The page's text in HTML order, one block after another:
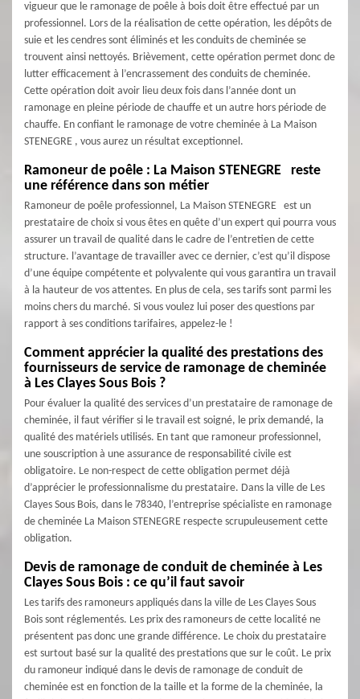
vigueur que le ramonage de poêle à bois doit être effectué par un
professionnel. Lors de la réalisation de cette opération, les dépôts de
suie et les cendres sont éliminés et les conduits de cheminée se
trouvent ainsi nettoyés. Brièvement, cette opération permet donc de
lutter efficacement à l’encrassement des conduits de cheminée.
Cette opération doit avoir lieu deux fois dans l’année dont un
ramonage en pleine période de chauffe et un autre hors période de
chauffe. En confiant le ramonage de votre cheminée à La Maison
STENEGRE , vous aurez un résultat exceptionnel.
Ramoneur de poêle : La Maison STENEGRE reste
une référence dans son métier
Ramoneur de poêle professionnel, La Maison STENEGRE est un
prestataire de choix si vous êtes en quête d’un expert qui pourra vous
assurer un travail de qualité dans le cadre de l’entretien de cette
structure. l’avantage de travailler avec ce dernier, c’est qu’il dispose
d’une équipe compétente et polyvalente qui vous garantira un travail
à la hauteur de vos attentes. En plus de cela, ses tarifs sont parmi les
moins chers du marché. Si vous voulez lui poser des questions par
rapport à ses conditions tarifaires, appelez-le !
Comment apprécier la qualité des prestations des
fournisseurs de service de ramonage de cheminée
à Les Clayes Sous Bois ?
Pour évaluer la qualité des services d’un prestataire de ramonage de
cheminée, il faut vérifier si le travail est soigné, le prix demandé, la
qualité des matériels utilisés. En tant que ramoneur professionnel,
une souscription à une assurance de responsabilité civile est
obligatoire. Le non-respect de cette obligation permet déjà
d’apprécier le professionnalisme du prestataire. Dans la ville de Les
Clayes Sous Bois, dans le 78340, l’entreprise spécialiste en ramonage
de cheminée La Maison STENEGRE respecte scrupuleusement cette
obligation.
Devis de ramonage de conduit de cheminée à Les
Clayes Sous Bois : ce qu’il faut savoir
Les tarifs des ramoneurs appliqués dans la ville de Les Clayes Sous
Bois sont réglementés. Les prix des ramoneurs de cette localité ne
présentent pas donc une grande différence. Le choix du prestataire
est surtout basé sur la qualité des prestations que sur le coût. Le prix
du ramoneur indiqué dans le devis de ramonage de conduit de
cheminée est en fonction de la taille et la forme de la cheminée, la